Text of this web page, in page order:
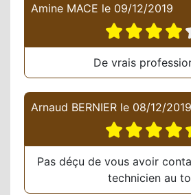
Amine MACE le 09/12/2019
De vrais
Arnaud BERNIER le 08/12/2019
Pas déçu de vous avoir
technicien au